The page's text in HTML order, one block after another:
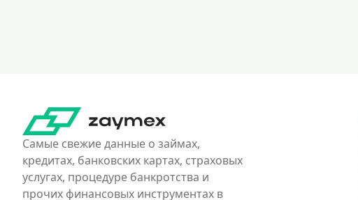
Самые свежие данные о займах,
кредитах, банковских картах, страховых
услугах, процедуре банкротства и
прочих финансовых инструментах в